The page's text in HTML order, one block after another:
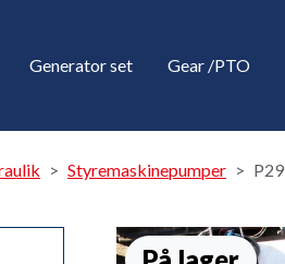
Generator set Gear /PTO
Styremaskinepumper P29